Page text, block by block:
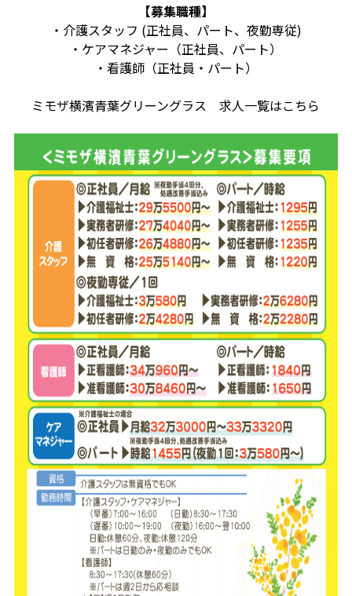
【募集職種】
・介護スタッフ (正社員、パート、夜勤専従)
・ケアマネジャー（正社員、パート）
・看護師（正社員・パート）
ミモザ横濱青葉グリーングラス 求人一覧はこちら